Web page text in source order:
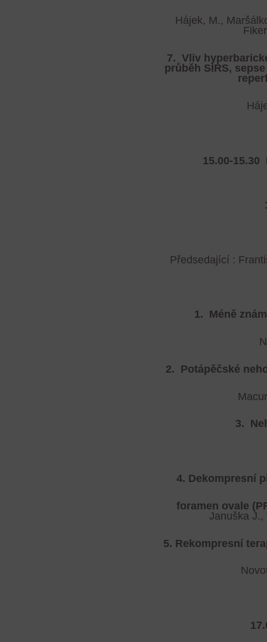
Hájek, M.,
7. Vliv
průběh SIRS,
15.00-15.30
Předsedající :
1. Méně
2. Potápěčské
3.
4. Dekompresní
foramen ovale
Januška J.,
5. Rekompresní